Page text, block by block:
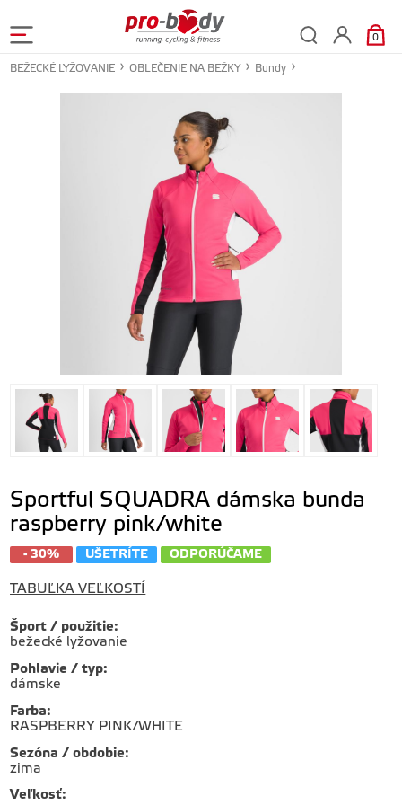
0
BEŽECKÉ LYŽOVANIE OBLEČENIE NA BEŽKY Bundy
Sportful SQUADRA dámska bunda
raspberry pink/white
- 30% UŠETRÍTE ODPORÚČAME
TABUĽKA VEĽKOSTÍ
Šport / použitie:
bežecké lyžovanie
Pohlavie / typ:
dámske
Farba:
RASPBERRY PINK/WHITE
Sezóna / obdobie:
zima
Veľkosť: